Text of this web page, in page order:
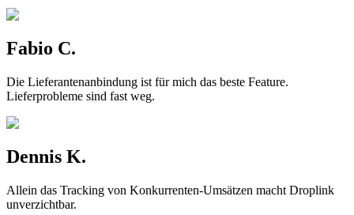
Fabio C.
Die Lieferantenanbindung ist für mich das beste Feature.
Lieferprobleme sind fast weg.
Dennis K.
Allein das Tracking von Konkurrenten-Umsätzen macht Droplink
unverzichtbar.